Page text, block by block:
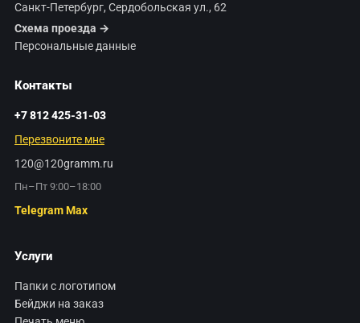
Санкт-Петербург, Сердобольская ул., 62
Схема проезда →
Персональные данные
Контакты
+7 812 425-31-03
Перезвоните мне
120@120gramm.ru
Пн–Пт 9:00–18:00
TelegramMax
Услуги
Папки с логотипом
Бейджи на заказ